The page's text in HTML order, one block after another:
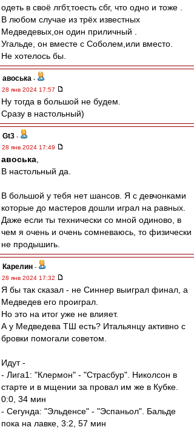
одеть в своё лгбт,тоесть сбг, что одно и тоже .
В любом случае из трёх известных
Медведевых,он один приличный .
Угальде, он вместе с Соболем,или вместо.
Не хотелось бы.
авоська -
28 янв 2024 17:57
Ну тогда в большой не будем.
Сразу в настольный)
Gt3 -
28 янв 2024 17:49
авоська
В настольный да.
В большой у тебя нет шансов. Я с девчонками
которые до мастеров дошли играл на равных.
Даже если ты технически со мной одиново, в
чем я очень и очень сомневаюсь, то физически
не продышигь.
Карелин -
28 янв 2024 17:32
Я бы так сказал - не Синнер выиграл финал, а
Медведев его проиграл.
Но это на итог уже не влияет.
А у Медведева ТШ есть? Итальянцу активно с
бровки помогали советом.
Идут -
- Лига1: "Клермон" - "Страсбур". Николсон в
старте и в мщении за провал им же в Кубке.
0:0, 34 мин
- Сегунда: "Эльденсе" - "Эспаньол". Бальде
пока на лавке, 3:2, 57 мин